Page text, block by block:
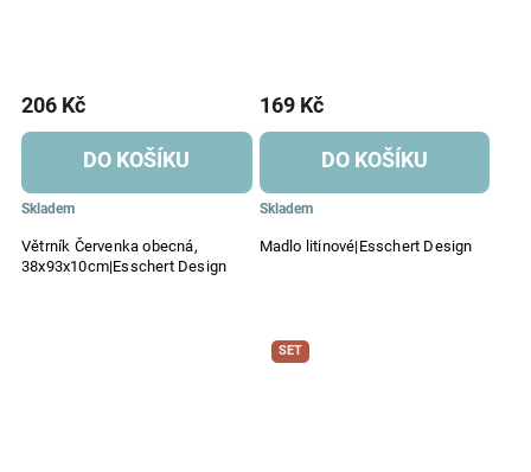
Větrník Červenka obecná,
38x93x10cm|Esschert Design
Skladem
206 Kč
DO KOŠÍKU
Madlo litinové|Esschert Design
Skladem
169 Kč
DO KOŠÍKU
SET